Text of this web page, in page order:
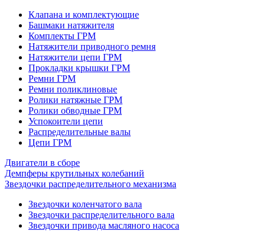
Клапана и комплектующие
Башмаки натяжителя
Комплекты ГРМ
Натяжители приводного ремня
Натяжители цепи ГРМ
Прокладки крышки ГРМ
Ремни ГРМ
Ремни поликлиновые
Ролики натяжные ГРМ
Ролики обводные ГРМ
Успокоители цепи
Распределительные валы
Цепи ГРМ
Двигатели в сборе
Демпферы крутильных колебаний
Звездочки распределительного механизма
Звездочки коленчатого вала
Звездочки распределительного вала
Звездочки привода масляного насоса